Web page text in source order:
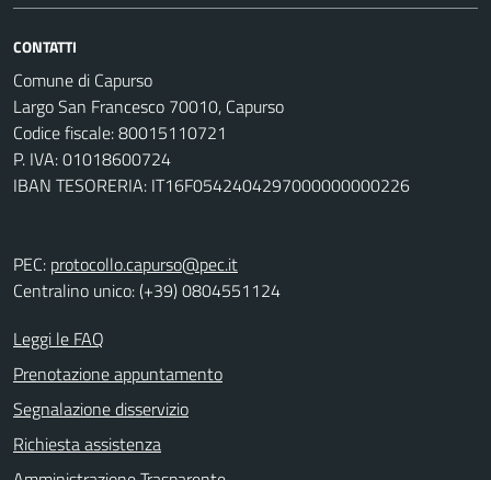
CONTATTI
Comune di Capurso
Largo San Francesco 70010, Capurso
Codice fiscale: 80015110721
P. IVA: 01018600724
IBAN TESORERIA: IT16F0542404297000000000226
PEC: protocollo.capurso@pec.it
Centralino unico: (+39) 0804551124
Leggi le FAQ
Prenotazione appuntamento
Segnalazione disservizio
Richiesta assistenza